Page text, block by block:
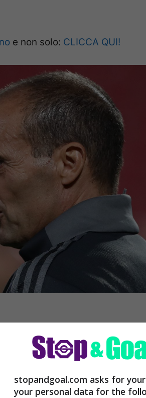
e non solo: CLICCA QUI!
miei, ho
positivo perché il Milan in
stopandgoal.com asks for
your personal data for the